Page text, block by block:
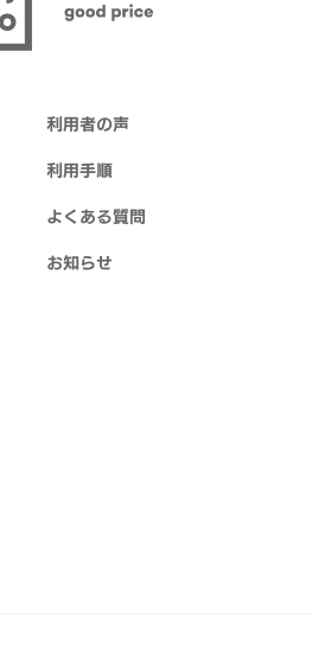
利用者の声
利用手順
よくある質問
お知らせ